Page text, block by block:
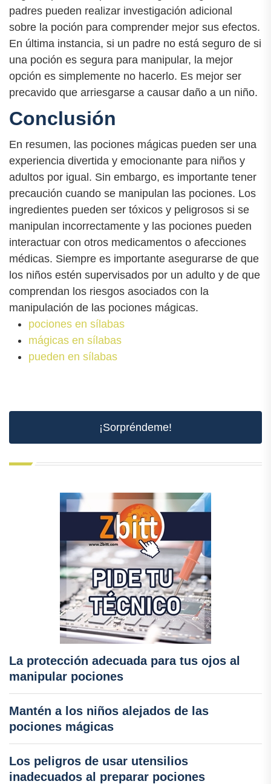
padres pueden realizar investigación adicional
sobre la poción para comprender mejor sus efectos.
En última instancia, si un padre no está seguro de si
una poción es segura para manipular, la mejor
opción es simplemente no hacerlo. Es mejor ser
precavido que arriesgarse a causar daño a un niño.
Conclusión
En resumen, las pociones mágicas pueden ser una
experiencia divertida y emocionante para niños y
adultos por igual. Sin embargo, es importante tener
precaución cuando se manipulan las pociones. Los
ingredientes pueden ser tóxicos y peligrosos si se
manipulan incorrectamente y las pociones pueden
interactuar con otros medicamentos o afecciones
médicas. Siempre es importante asegurarse de que
los niños estén supervisados por un adulto y de que
comprendan los riesgos asociados con la
manipulación de las pociones mágicas.
pociones en sílabas
mágicas en sílabas
pueden en sílabas
¡Sorpréndeme!
La protección adecuada para tus ojos al
manipular pociones
Mantén a los niños alejados de las
pociones mágicas
Los peligros de usar utensilios
inadecuados al preparar pociones